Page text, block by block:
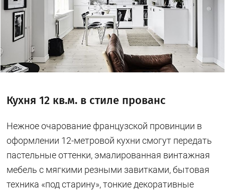
Кухня 12 кв.м. в стиле прованс
Нежное очарование французской провинции в
оформлении 12-метровой кухни смогут передать
пастельные оттенки, эмалированная винтажная
мебель с мягкими резными завитками, бытовая
техника «под старину», тонкие декоративные